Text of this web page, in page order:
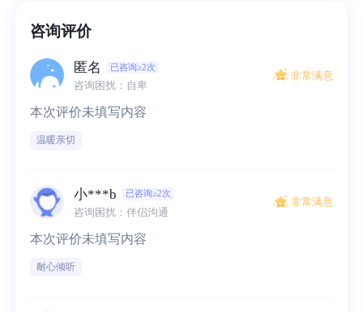
咨询评价
匿名 已咨询≥2次
咨询困扰：自卑
非常满意
本次评价未填写内容
温暖亲切
小***b 已咨询≥2次
咨询困扰：伴侣沟通
非常满意
本次评价未填写内容
耐心倾听